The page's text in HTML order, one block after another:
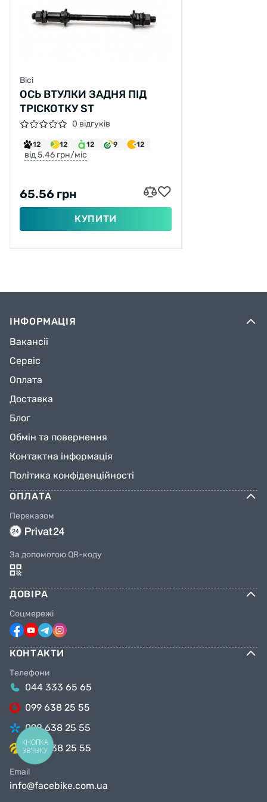
Вісі
ОСЬ ВТУЛКИ ЗАДНЯ ПІД
ТРІСКОТКУ ST
0 відгуків
12 12 12 9 12
від 5.46 грн/міс
65.56 грн
КУПИТИ
ІНФОРМАЦІЯ
Вакансії
Сервіс
Оплата
Доставка
Блог
Обмін та повернення
Контактна інформація
Політика конфіденційності
ОПЛАТА
Переказом
За допомогою QR-коду
ДОВІРА
Соцмережі
КОНТАКТИ
Телефони
044 333 65 65
099 638 25 55
098 638 25 55
063 638 25 55
Email
info@facebike.com.ua
КНОПКА
ЗВ'ЯЗКУ